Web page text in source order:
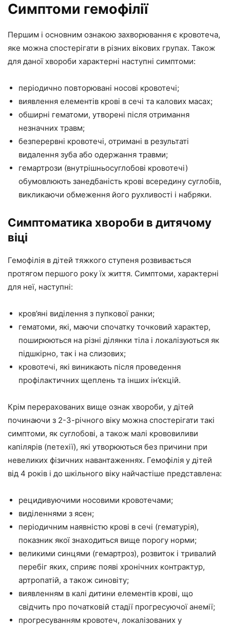
Симптоми гемофілії
Першим і основним ознакою захворювання є кровотеча,
яке можна спостерігати в різних вікових групах. Також
для даної хвороби характерні наступні симптоми:
періодично повторювані носові кровотечі;
виявлення елементів крові в сечі та калових масах;
обширні гематоми, утворені після отримання
незначних травм;
безперервні кровотечі, отримані в результаті
видалення зуба або одержання травми;
гемартрози (внутрішньосуглобові кровотечі)
обумовлюють занедбаність крові всередину суглобів,
викликаючи обмеження його рухливості і набряки.
Симптоматика хвороби в дитячому
віці
Гемофілія в дітей тяжкого ступеня розвивається
протягом першого року їх життя. Симптоми, характерні
для неї, наступні:
кров’яні виділення з пупкової ранки;
гематоми, які, маючи спочатку точковий характер,
поширюються на різні ділянки тіла і локалізуються як
підшкірно, так і на слизових;
кровотечі, які виникають після проведення
профілактичних щеплень та інших ін’єкцій.
Крім перерахованих вище ознак хвороби, у дітей
починаючи з 2-3-річного віку можна спостерігати такі
симптоми, як суглобові, а також малі крововиливи
капілярів (петехії), які утворюються без причини при
невеликих фізичних навантаженнях. Гемофілія у дітей
від 4 років і до шкільного віку найчастіше представлена:
рецидивуючими носовими кровотечами;
виділеннями з ясен;
періодичним наявністю крові в сечі (гематурія),
показник якої знаходиться вище порогу норми;
великими синцями (гемартроз), розвиток і тривалий
перебіг яких, сприяє появі хронічних контрактур,
артропатій, а також синовіту;
виявленням в калі дитини елементів крові, що
свідчить про початковій стадії прогресуючої анемії;
прогресуванням кровотеч, локалізованих у